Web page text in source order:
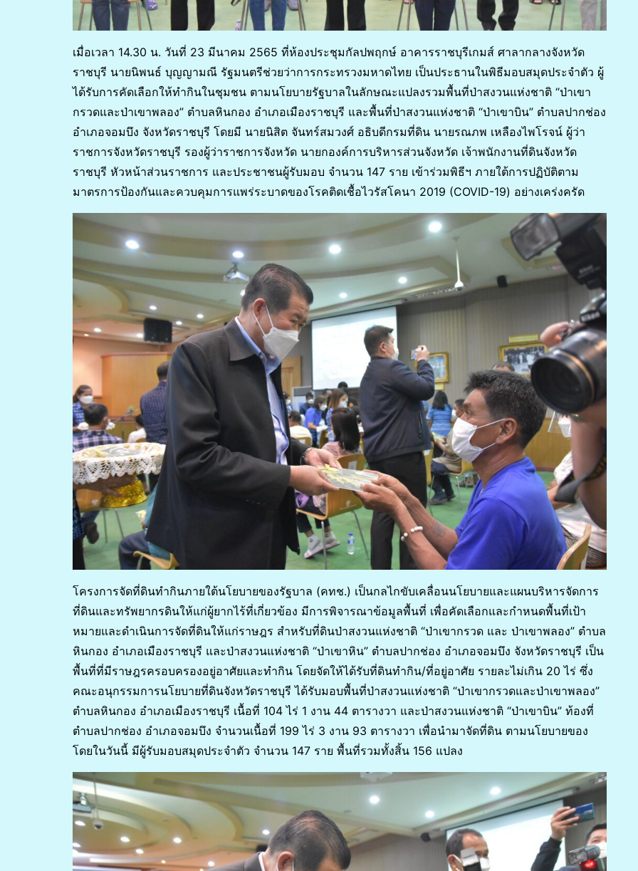
เมื่อเวลา 14.30 น. วันที่ 23 มีนาคม 2565 ที่ห้องประชุมกัลปพฤกษ์ อาคารราชบุรีเกมส์ ศาลากลางจังหวัด
ราชบุรี นายนิพนธ์ บุญญามณี รัฐมนตรีช่วยว่าการกระทรวงมหาดไทย เป็นประธานในพิธีมอบสมุดประจำตัว ผู้
ได้รับการคัดเลือกให้ทำกินในชุมชน ตามนโยบายรัฐบาลในลักษณะแปลงรวมพื้นที่ป่าสงวนแห่งชาติ “ป่าเขา
กรวดและป่าเขาพลอง” ตำบลหินกอง อำเภอเมืองราชบุรี และพื้นที่ป่าสงวนแห่งชาติ “ป่าเขาบิน” ตำบลปากช่อง
อำเภอจอมบึง จังหวัดราชบุรี โดยมี นายนิสิต จันทร์สมวงศ์ อธิบดีกรมที่ดิน นายรณภพ เหลืองไพโรจน์ ผู้ว่า
ราชการจังหวัดราชบุรี รองผู้ว่าราชการจังหวัด นายกองค์การบริหารส่วนจังหวัด เจ้าพนักงานที่ดินจังหวัด
ราชบุรี หัวหน้าส่วนราชการ และประชาชนผู้รับมอบ จำนวน 147 ราย เข้าร่วมพิธีฯ ภายใต้การปฏิบัติตาม
มาตรการป้องกันและควบคุมการแพร่ระบาดของโรคติดเชื้อไวรัสโคนา 2019 (COVID-19) อย่างเคร่งครัด
โครงการจัดที่ดินทำกินภายใต้นโยบายของรัฐบาล (คทช.) เป็นกลไกขับเคลื่อนนโยบายและแผนบริหารจัดการ
ที่ดินและทรัพยากรดินให้แก่ผู้ยากไร้ที่เกี่ยวข้อง มีการพิจารณาข้อมูลพื้นที่ เพื่อคัดเลือกและกำหนดพื้นที่เป้า
หมายและดำเนินการจัดที่ดินให้แก่ราษฎร สำหรับที่ดินป่าสงวนแห่งชาติ “ป่าเขากรวด และ ป่าเขาพลอง” ตำบล
หินกอง อำเภอเมืองราชบุรี และป่าสงวนแห่งชาติ “ป่าเขาหิน” ตำบลปากช่อง อำเภอจอมบึง จังหวัดราชบุรี เป็น
พื้นที่ที่มีราษฎรครอบครองอยู่อาศัยและทำกิน โดยจัดให้ได้รับที่ดินทำกิน/ที่อยู่อาศัย รายละไม่เกิน 20 ไร่ ซึ่ง
คณะอนุกรรมการนโยบายที่ดินจังหวัดราชบุรี ได้รับมอบพื้นที่ป่าสงวนแห่งชาติ “ป่าเขากรวดและป่าเขาพลอง”
ตำบลหินกอง อำเภอเมืองราชบุรี เนื้อที่ 104 ไร่ 1 งาน 44 ตารางวา และป่าสงวนแห่งชาติ “ป่าเขาบิน” ท้องที่
ตำบลปากช่อง อำเภอจอมบึง จำนวนเนื้อที่ 199 ไร่ 3 งาน 93 ตารางวา เพื่อนำมาจัดที่ดิน ตามนโยบายของ
โดยในวันนี้ มีผู้รับมอบสมุดประจำตัว จำนวน 147 ราย พื้นที่รวมทั้งสิ้น 156 แปลง